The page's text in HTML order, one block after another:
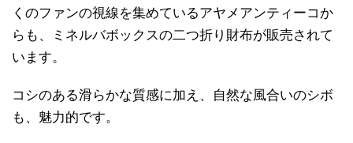
くのファンの視線を集めているアヤメアンティーコか
らも、ミネルバボックスの二つ折り財布が販売されて
います。
コシのある滑らかな質感に加え、自然な風合いのシボ
も、魅力的です。